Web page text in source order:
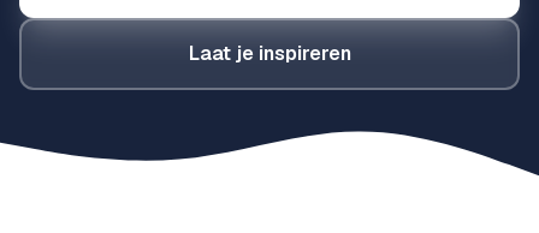
Laat je inspireren